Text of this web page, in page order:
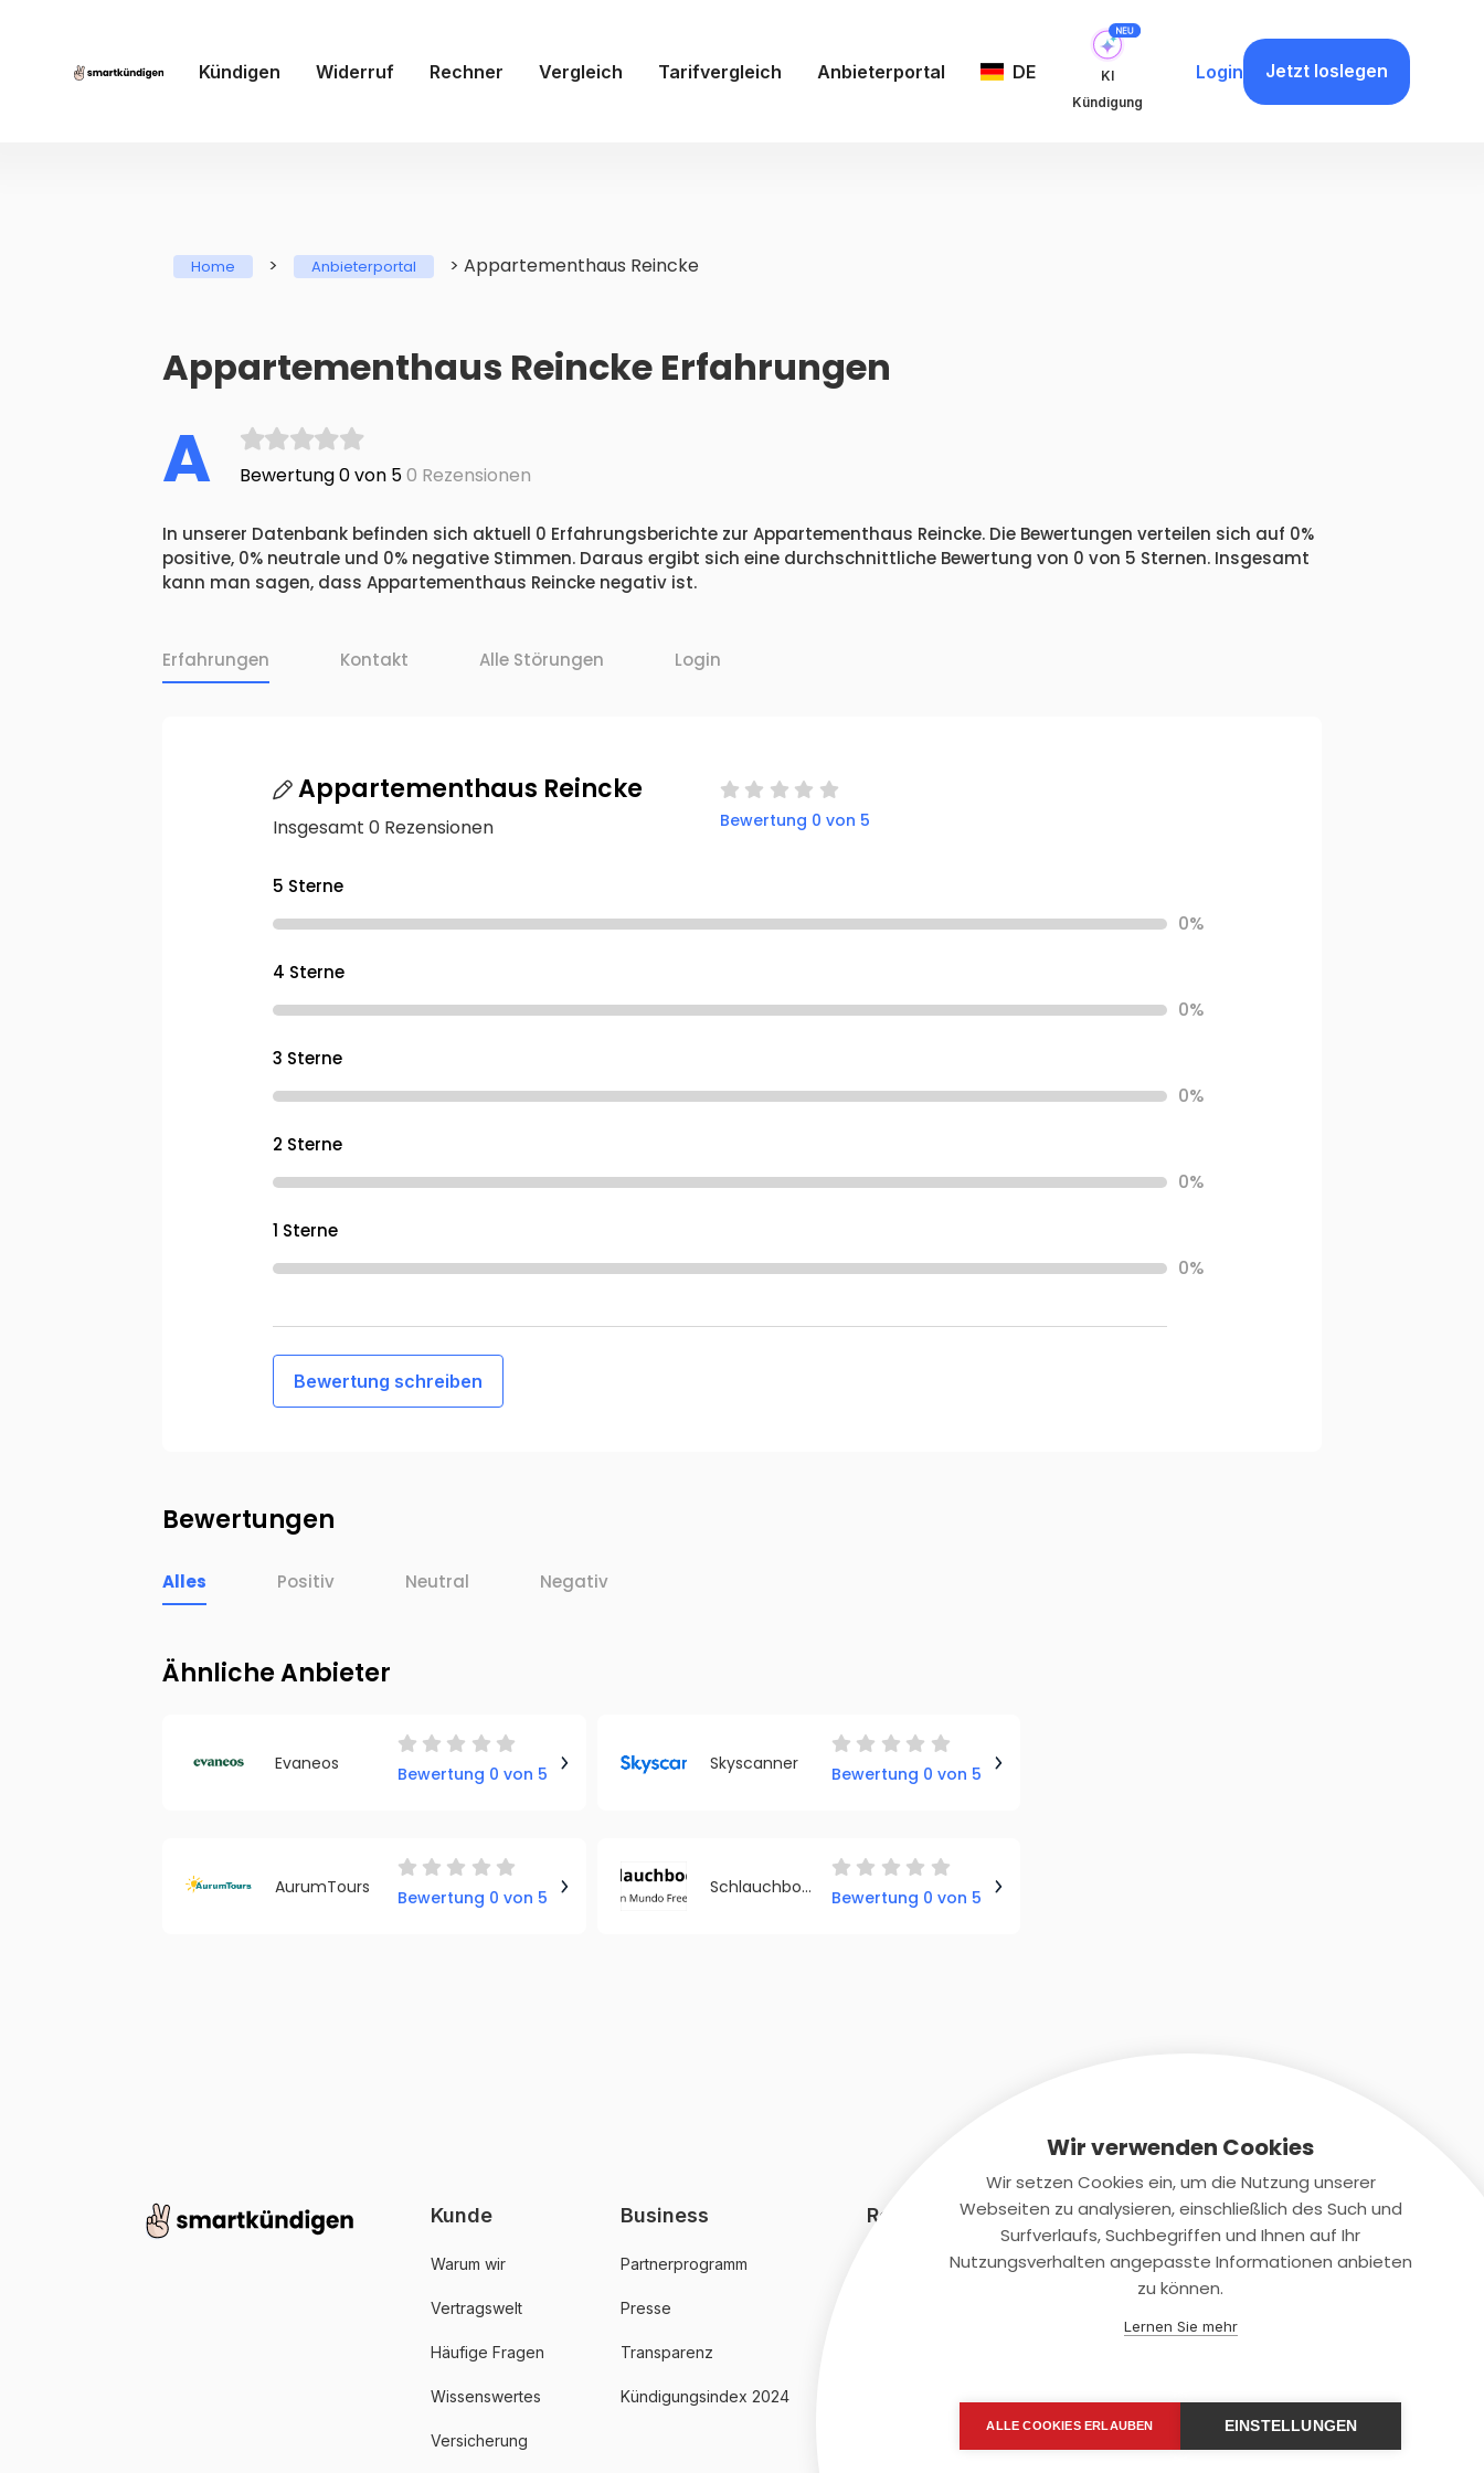
Kündigen Widerruf Rechner Vergleich Tarifvergleich Anbieterportal DE
KI
Kündigung
Login Jetzt loslegen
Home > Anbieterportal > Appartementhaus Reincke
Appartementhaus Reincke Erfahrungen
A Bewertung 0 von 50 Rezensionen
In unserer Datenbank befinden sich aktuell 0 Erfahrungsberichte zur Appartementhaus Reincke. Die Bewertungen verteilen sich auf 0%
positive, 0% neutrale und 0% negative Stimmen. Daraus ergibt sich eine durchschnittliche Bewertung von 0 von 5 Sternen. Insgesamt
kann man sagen, dass Appartementhaus Reincke negativ ist.
Erfahrungen Kontakt Alle Störungen Login
Appartementhaus Reincke
Insgesamt 0 Rezensionen Bewertung 0 von 5
5 Sterne
0%
4 Sterne
0%
3 Sterne
0%
2 Sterne
0%
1 Sterne
0%
Bewertung schreiben
Bewertungen
Alles Positiv Neutral Negativ
Ähnliche Anbieter
Evaneos
Bewertung 0 von 5
Skyscanner
Bewertung 0 von 5
AurumTours
Bewertung 0 von 5
Schlauchboot Plaza
Bewertung 0 von 5
Kunde
Warum wir
Vertragswelt
Häufige Fragen
Wissenswertes
Versicherung
Business
Partnerprogramm
Presse
Transparenz
Kündigungsindex 2024
Rechtliches Kontaktiere uns
+(49)2131/708-4280
Wir verwenden Cookies
Wir setzen Cookies ein, um die Nutzung unserer
Webseiten zu analysieren, einschließlich des Such und
Surfverlaufs, Suchbegriffen und Ihnen auf Ihr
Nutzungsverhalten angepasste Informationen anbieten
zu können.
Lernen Sie mehr
ALLE COOKIES ERLAUBEN EINSTELLUNGEN